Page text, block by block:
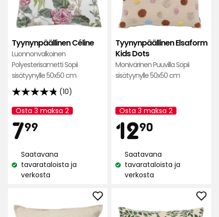
Tyynynpäällinen Céline
Luonnonvalkoinen
Polyesterisametti Sopii
sisätyynylle 50x50 cm
(10)
4.8
tähteä
5:stä,
10
perusteella
Kampanjan
nimi:
Osta 3 maksa 2
Hinta
799
€
Katso
saatavuus:
Saatavana
tavarataloista ja
verkosta
Tyynynpäällinen Elsaform
Kids Dots
Monivärinen Puuvilla Sopii
sisätyynylle 50x50 cm
Kampanjan
nimi:
Osta 3 maksa 2
1290
€
Katso
saatavuus:
Saatavana
tavarataloista ja
verkosta
Lisää
Tyynynpäällinen